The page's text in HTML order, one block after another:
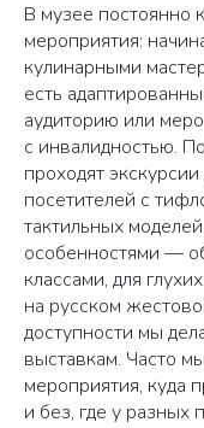
В музее постоянно
мероприятия:
кулинарными
есть
аудиторию или
с инвалидностью.
проходят
посетителей с
тактильных
особенностями —
классами, для
на русском
доступности мы
выставкам. Часто
мероприятия, куда
и без, где у разных